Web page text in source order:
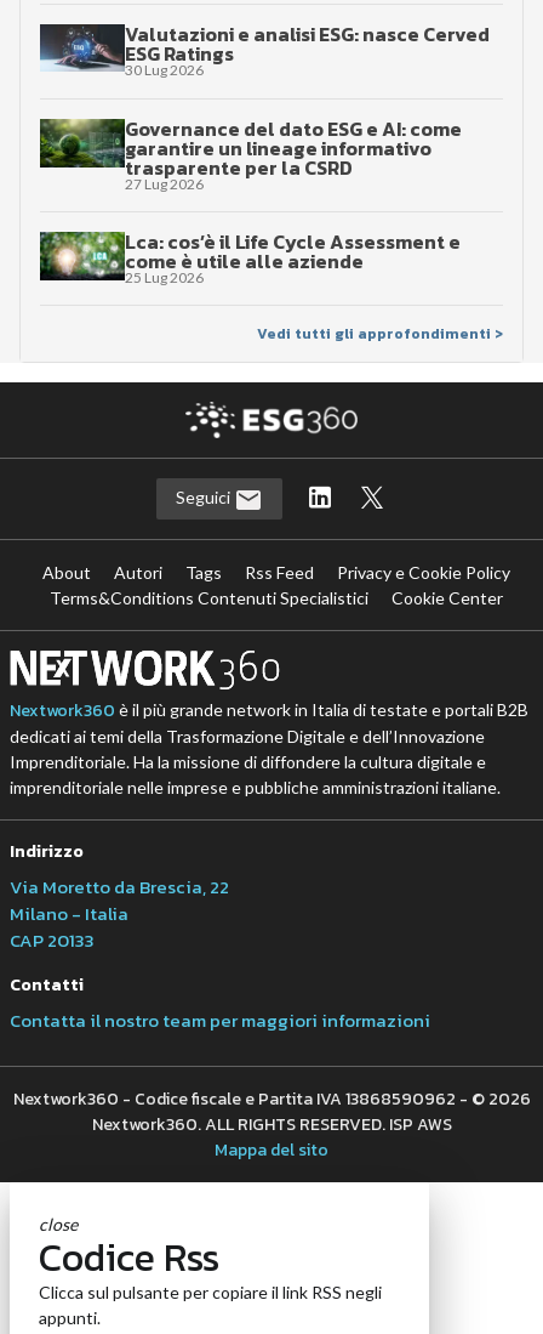
Valutazioni e analisi ESG: nasce Cerved
ESG Ratings
30 Lug 2026
Governance del dato ESG e AI: come
garantire un lineage informativo
trasparente per la CSRD
27 Lug 2026
Lca: cos’è il Life Cycle Assessment e
come è utile alle aziende
25 Lug 2026
Vedi tutti gli approfondimenti >
Seguici
About Autori Tags Rss Feed
Privacy e Cookie Policy
Terms&Conditions Contenuti Specialistici
Cookie Center
Nextwork360 è il più grande network in Italia di testate e portali B2B
dedicati ai temi della Trasformazione Digitale e dell’Innovazione
Imprenditoriale. Ha la missione di diffondere la cultura digitale e
imprenditoriale nelle imprese e pubbliche amministrazioni italiane.
Indirizzo
Via Moretto da Brescia, 22
Milano - Italia
CAP 20133
Contatti
Contatta il nostro team per maggiori informazioni
Nextwork360 - Codice fiscale e Partita IVA 13868590962 - © 2026
Nextwork360. ALL RIGHTS RESERVED. ISP AWS
Mappa del sito
close
Codice Rss
Clicca sul pulsante per copiare il link RSS negli
appunti.